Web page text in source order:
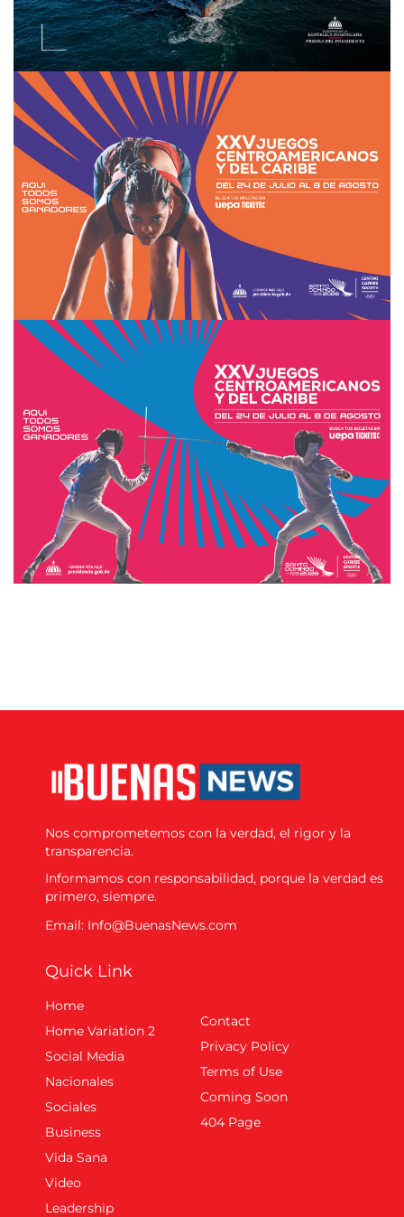
Nos comprometemos con la verdad, el rigor y la
transparencia.
Informamos con responsabilidad, porque la verdad es
primero, siempre.
Email: Info@BuenasNews.com
Quick Link
Home
Home Variation 2
Social Media
Nacionales
Sociales
Business
Vida Sana
Video
Leadership
Contact
Privacy Policy
Terms of Use
Coming Soon
404 Page